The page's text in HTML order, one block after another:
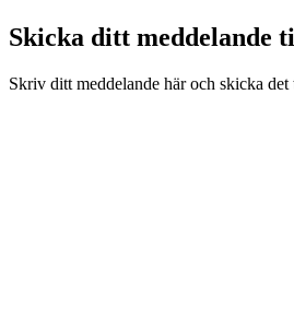
Skicka ditt meddelande
Skriv ditt meddelande här och skicka det